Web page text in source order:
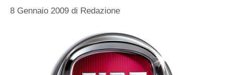
8 Gennaio 2009 di Redazione